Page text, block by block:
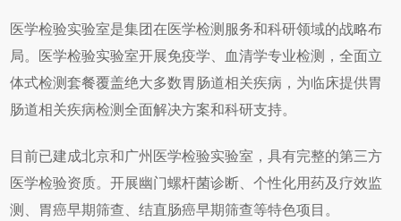
医学检验实验室是集团在医学检测服务和科研领域的战略布
局。医学检验实验室开展免疫学、血清学专业检测，全面立
体式检测套餐覆盖绝大多数胃肠道相关疾病，为临床提供胃
肠道相关疾病检测全面解决方案和科研支持。
目前已建成北京和广州医学检验实验室，具有完整的第三方
医学检验资质。开展幽门螺杆菌诊断、个性化用药及疗效监
测、胃癌早期筛查、结直肠癌早期筛查等特色项目。